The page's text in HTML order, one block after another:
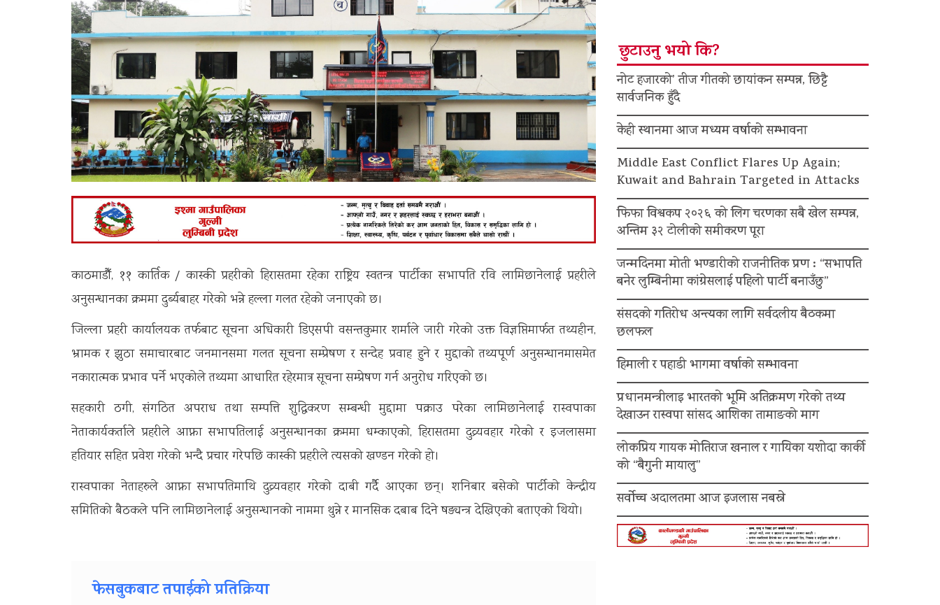
काठमाडौँ, ११ कार्तिक / कास्की प्रहरीको हिरासतमा रहेका राष्ट्रिय स्वतन्त्र पार्टीका सभापति रवि लामिछानेलाई प्रहरीले
अनुसन्धानका क्रममा दुर्ब्यबाहर गरेको भन्ने हल्ला गलत रहेको जनाएको छ।
जिल्ला प्रहरी कार्यालयक तर्फबाट सूचना अधिकारी डिएसपी वसन्तकुमार शर्माले जारी गरेको उक्त विज्ञप्तिमार्फत तथ्यहीन,
भ्रामक र झुठा समाचारबाट जनमानसमा गलत सूचना सम्प्रेषण र सन्देह प्रवाह हुने र मुद्दाको तथ्यपूर्ण अनुसन्धानमासमेत
नकारात्मक प्रभाव पर्ने भएकोले तथ्यमा आधारित रहेरमात्र सूचना सम्प्रेषण गर्न अनुरोध गरिएको छ।
सहकारी ठगी, संगठित अपराध तथा सम्पत्ति शुद्धिकरण सम्बन्धी मुद्दामा पक्राउ परेका लामिछानेलाई रास्वपाका
नेताकार्यकर्ताले प्रहरीले आफ्ना सभापतिलाई अनुसन्धानका क्रममा धम्काएको, हिरासतमा दुव्र्यवहार गरेको र इजलासमा
हतियार सहित प्रवेश गरेको भन्दै प्रचार गरेपछि कास्की प्रहरीले त्यसको खण्डन गरेको हो।
रास्वपाका नेताहरुले आफ्ना सभापतिमाथि दुव्र्यवहार गरेको दाबी गर्दै आएका छन्। शनिबार बसेको पार्टीको केन्द्रीय
समितिको बैठकले पनि लामिछानेलाई अनुसन्धानको नाममा थुन्ने र मानसिक दबाब दिने षड्यन्त्र देखिएको बताएको थियो।
फेसबुकबाट तपाईको प्रतिक्रिया
छुटाउनु भयो कि?
नोट हजारको’ तीज गीतको छायांकन सम्पन्न, छिट्टै
सार्वजनिक हुँदै
केही स्थानमा आज मध्यम वर्षाको सम्भावना
Middle East Conflict Flares Up Again;
Kuwait and Bahrain Targeted in Attacks
फिफा विश्वकप २०२६ को लिग चरणका सबै खेल सम्पन्न,
अन्तिम ३२ टोलीको समीकरण पूरा
जन्मदिनमा मोती भण्डारीको राजनीतिक प्रण : “सभापति
बनेर लुम्बिनीमा कांग्रेसलाई पहिलो पार्टी बनाउँछु”
संसदको गतिरोध अन्त्यका लागि सर्वदलीय बैठकमा
छलफल
हिमाली र पहाडी भागमा वर्षाको सम्भावना
प्रधानमन्त्रीलाइ भारतको भूमि अतिक्रमण गरेको तथ्य
देखाउन रास्वपा सांसद आशिका तामाङको माग
लोकप्रिय गायक मोतिराज खनाल र गायिका यशोदा कार्की
को “बैगुनी मायालु”
सर्वोच्च अदालतमा आज इजलास नबस्ने